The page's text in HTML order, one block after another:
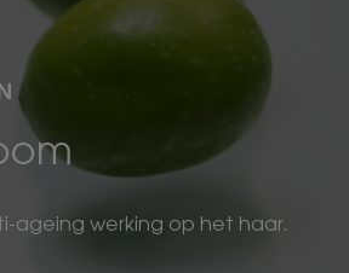
ageing werking op het haar.